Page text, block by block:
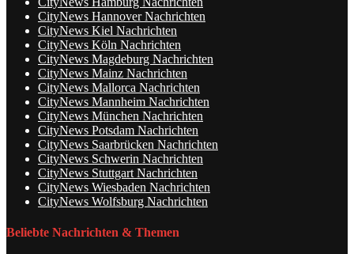
CityNews Hannover Nachrichten
CityNews Kiel Nachrichten
CityNews Köln Nachrichten
CityNews Magdeburg Nachrichten
CityNews Mainz Nachrichten
CityNews Mallorca Nachrichten
CityNews Mannheim Nachrichten
CityNews München Nachrichten
CityNews Potsdam Nachrichten
CityNews Saarbrücken Nachrichten
CityNews Schwerin Nachrichten
CityNews Stuttgart Nachrichten
CityNews Wiesbaden Nachrichten
CityNews Wolfsburg Nachrichten
Beliebte Nachrichten & Themen